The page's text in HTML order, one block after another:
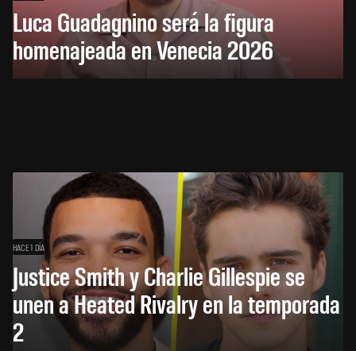
Luca Guadagnino será la figura
homenajeada en Venecia 2026
HACE 1 DÍA
Justice Smith y Charlie Gillespie se
unen a Heated Rivalry en la temporada
2